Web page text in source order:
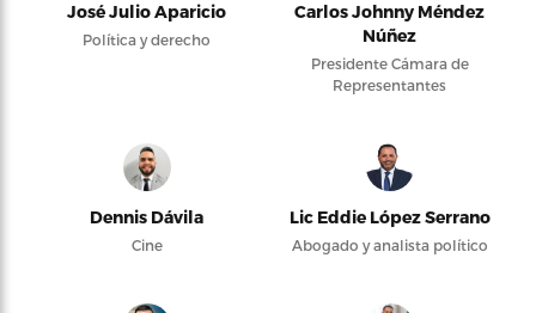
José Julio Aparicio
Política y derecho
Carlos Johnny Méndez
Núñez
Presidente Cámara de
Representantes
Dennis Dávila
Cine
Lic Eddie López Serrano
Abogado y analista político